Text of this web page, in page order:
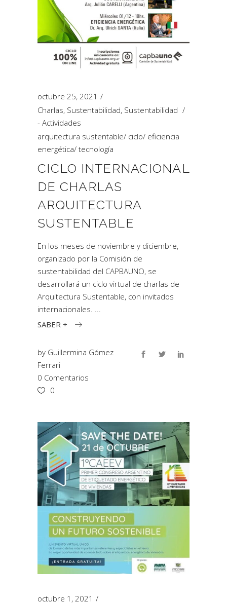
octubre 25, 2021
Charlas, Sustentabilidad, Sustentabilidad
- Actividades
arquitectura sustentable/ ciclo/ eficiencia
energética/ tecnología
CICLO INTERNACIONAL
DE CHARLAS
ARQUITECTURA
SUSTENTABLE
En los meses de noviembre y diciembre,
organizado por la Comisión de
sustentabilidad del CAPBAUNO, se
desarrollará un ciclo virtual de charlas de
Arquitectura Sustentable, con invitados
internacionales.
SABER +
by Guillermina Gómez
Ferrari
0 Comentarios
0
octubre 1, 2021